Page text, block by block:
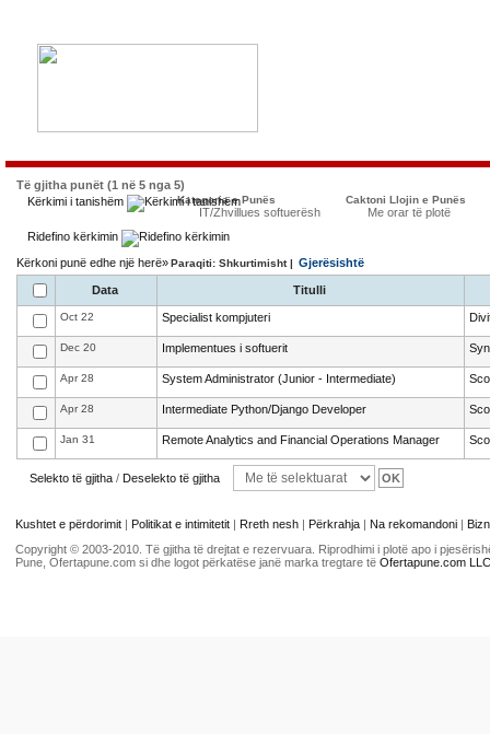
Të gjitha punët (1 në 5 nga 5)
Kërkimi i tanishëm
Kategoria e Punës
IT/Zhvillues softuerësh
Caktoni Llojin e Punës
Me orar të plotë
Ridefino kërkimin
Kërkoni punë edhe një herë»Paraqiti: Shkurtimisht | Gjerësishtë
Data Titulli
Oct 22 Specialist kompjuteri
Dec 20 Implementues i softuerit
Apr 28 System Administrator (Junior - Intermediate)
Apr 28 Intermediate Python/Django Developer
Jan 31 Remote Analytics and Financial Operations Manager
Selekto të gjitha / Deselekto të gjitha
Kushtet e përdorimit | Politikat e intimitetit | Rreth nesh | Përkrahja | Na rekomandoni |
Copyright © 2003-2010. Të gjitha të drejtat e rezervuara. Riprodhimi i plotë apo i
Pune, Ofertapune.com si dhe logot përkatëse janë marka tregtare të Ofertapune.com LLC